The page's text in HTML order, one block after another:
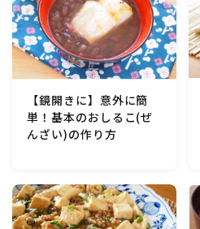
洋菓子 (焼き菓子)
洋菓子 (冷菓)
洋菓子 (その他)
マクロビスイーツ・自然派おやつ
【鏡開きに】意外に簡
単！基本のおしるこ(ぜ
んざい)の作り方